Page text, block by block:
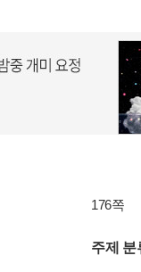
176쪽
주제 분